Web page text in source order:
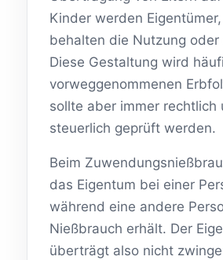
Kinder werden
behalten die Nutzung oder
Diese Gestaltung wird
vorweggenommenen
sollte aber immer rechtlich
steuerlich geprüft werden.
Beim
das Eigentum bei einer
während eine andere
Nießbrauch erhält. Der
überträgt also nicht